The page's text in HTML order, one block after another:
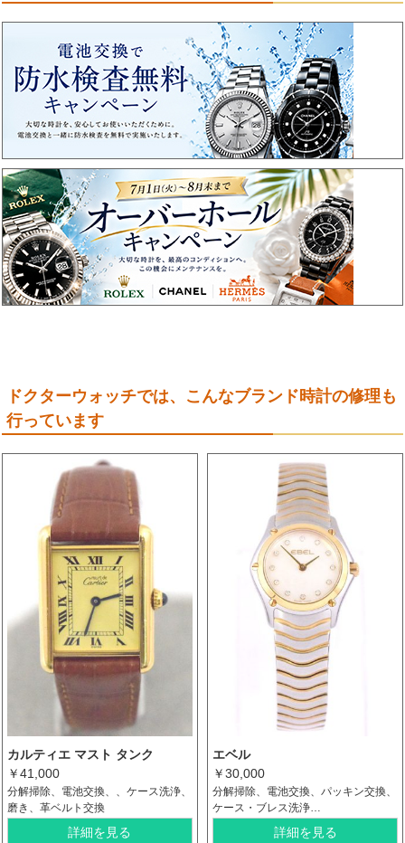
ドクターウォッチでは、こんなブランド時計の修理も
行っています
カルティエ マスト タンク
￥41,000
分解掃除、電池交換、、ケース洗浄、
磨き、革ベルト交換
詳細を見る
エベル
￥30,000
分解掃除、電池交換、パッキン交換、
ケース・ブレス洗浄…
詳細を見る